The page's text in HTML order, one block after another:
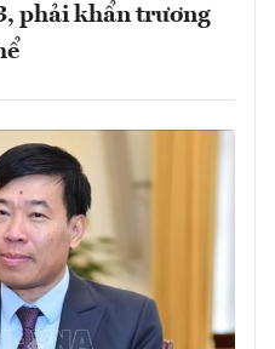
phải khẩn trương